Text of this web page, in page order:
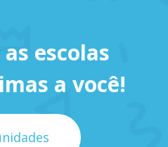
escolas
a você!